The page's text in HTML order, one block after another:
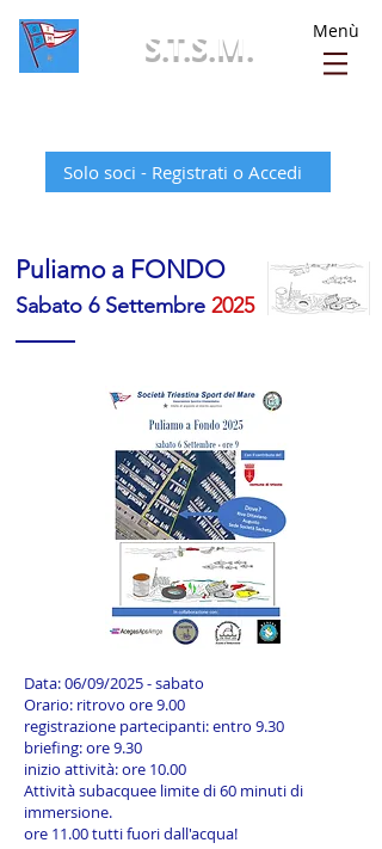
S.T.S.M. Menù
Solo soci - Registrati o Accedi
Puliamo a FONDO
Sabato 6 Settembre 2025
Data: 06/09/2025 - sabato
Orario: ritrovo ore 9.00
registrazione partecipanti: entro 9.30
briefing: ore 9.30
inizio attività: ore 10.00
Attività subacquee limite di 60 minuti di
immersione.
ore 11.00 tutti fuori dall'acqua!